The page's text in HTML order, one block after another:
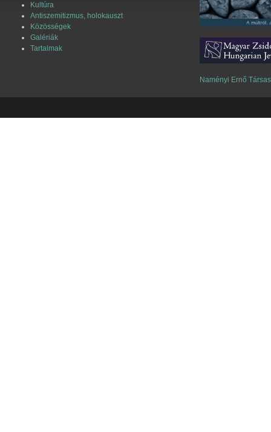
Kultúra
Antiszemitizmus, holokauszt
Közösségek
Galériák
Tartalmak
Naményi Ernő